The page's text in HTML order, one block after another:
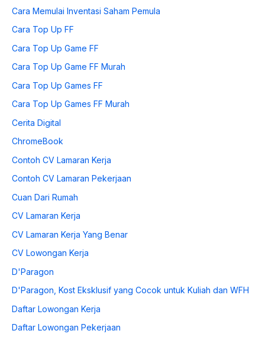
Cara Memulai Inventasi Saham Pemula
Cara Top Up FF
Cara Top Up Game FF
Cara Top Up Game FF Murah
Cara Top Up Games FF
Cara Top Up Games FF Murah
Cerita Digital
ChromeBook
Contoh CV Lamaran Kerja
Contoh CV Lamaran Pekerjaan
Cuan Dari Rumah
CV Lamaran Kerja
CV Lamaran Kerja Yang Benar
CV Lowongan Kerja
D'Paragon
D'Paragon, Kost Eksklusif yang Cocok untuk Kuliah dan WFH
Daftar Lowongan Kerja
Daftar Lowongan Pekerjaan